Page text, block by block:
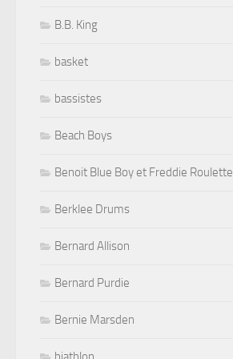
B.B. King
basket
bassistes
Beach Boys
Benoit Blue Boy et Freddie Roulette
Berklee Drums
Bernard Allison
Bernard Purdie
Bernie Marsden